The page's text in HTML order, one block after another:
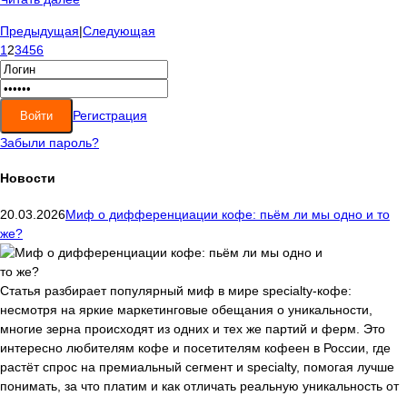
Предыдущая|Следующая
1 23456
Регистрация
Забыли пароль?
Новости
20.03.2026Миф о дифференциации кофе: пьём ли мы одно и то
же?
Статья разбирает популярный миф в мире specialty-кофе:
несмотря на яркие маркетинговые обещания о уникальности,
многие зерна происходят из одних и тех же партий и ферм. Это
интересно любителям кофе и посетителям кофеен в России, где
растёт спрос на премиальный сегмент и specialty, помогая лучше
понимать, за что платим и как отличать реальную уникальность от